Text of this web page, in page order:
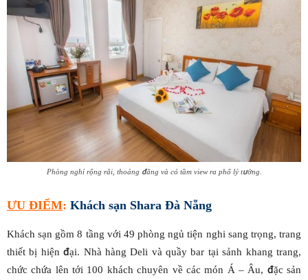
Phòng nghỉ rộng rãi, thoáng đãng và có tầm view ra phố lý tưởng.
ƯU ĐIỂM: Khách sạn Shara Đà Nẵng
Khách sạn gồm 8 tầng với 49 phòng ngủ tiện nghi sang trọng, trang
thiết bị hiện đại. Nhà hàng Deli và quầy bar tại sảnh khang trang,
chức chứa lên tới 100 khách chuyên về các món Á – Âu, đặc sản